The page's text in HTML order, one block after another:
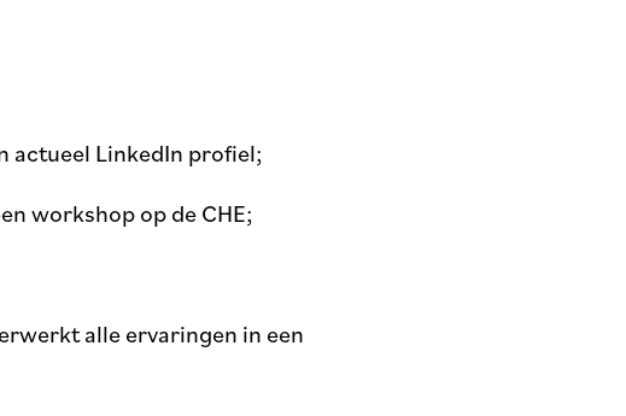
actueel LinkedIn profiel;
workshop op de CHE;
alle ervaringen in een